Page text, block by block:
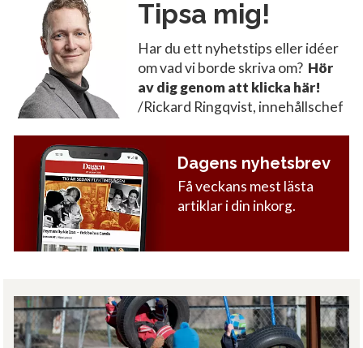
Tipsa mig!
Har du ett nyhetstips eller idéer
om vad vi borde skriva om? Hör
av dig genom att klicka här!
/Rickard Ringqvist, innehållschef
Dagens nyhetsbrev
Få veckans mest lästa
artiklar i din inkorg.